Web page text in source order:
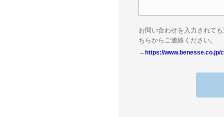
お問い合わせを入力されて
ちらからご連絡ください。
→https://www.benesse.co.jp/